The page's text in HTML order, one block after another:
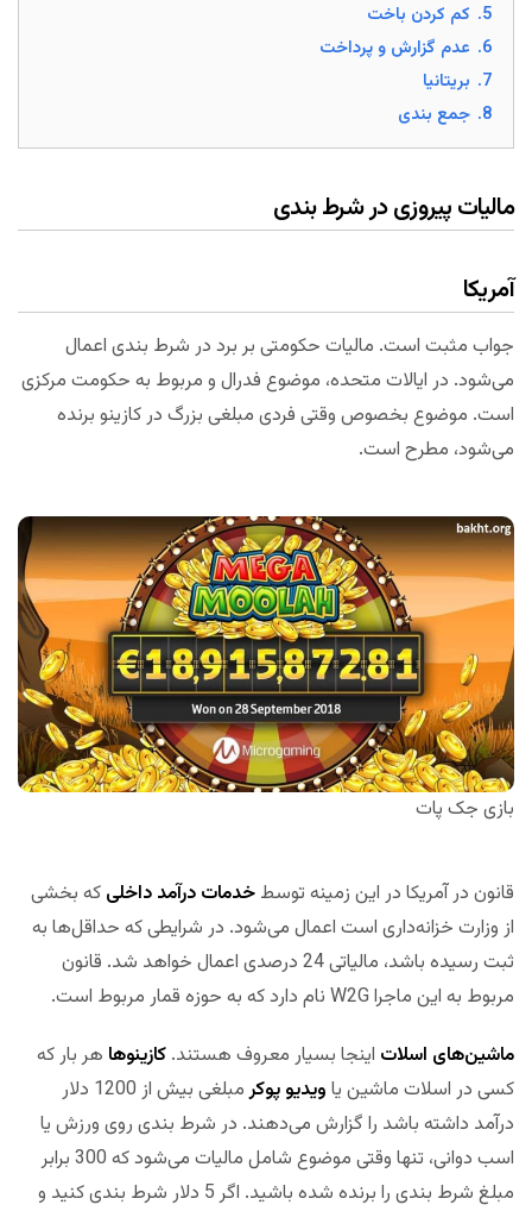
5. کم کردن باخت
6. عدم گزارش و پرداخت
7. بریتانیا
8. جمع بندی
مالیات پیروزی در شرط بندی
آمریکا
جواب مثبت است. مالیات حکومتی بر برد در شرط بندی اعمال
می‌شود. در ایالات متحده، موضوع فدرال و مربوط به حکومت مرکزی
است. موضوع بخصوص وقتی فردی مبلغی بزرگ در کازینو برنده
می‌شود، مطرح است.
بازی جک پات
قانون در آمریکا در این زمینه توسط خدمات درآمد داخلی که بخشی
از وزارت خزانه‌داری است اعمال می‌شود. در شرایطی که حداقل‌ها به
ثبت رسیده باشد، مالیاتی 24 درصدی اعمال خواهد شد. قانون
مربوط به این ماجرا W2G نام دارد که به حوزه قمار مربوط است.
ماشین‌های اسلات اینجا بسیار معروف هستند. کازینوها هر بار که
کسی در اسلات ماشین یا ویدیو پوکر
مبلغی بیش از 1200 دلار
درآمد داشته باشد را گزارش می‌دهند. در شرط بندی روی ورزش یا
اسب دوانی، تنها وقتی موضوع شامل مالیات می‌شود که 300 برابر
مبلغ شرط بندی را برنده شده باشید. اگر 5 دلار شرط بندی کنید و